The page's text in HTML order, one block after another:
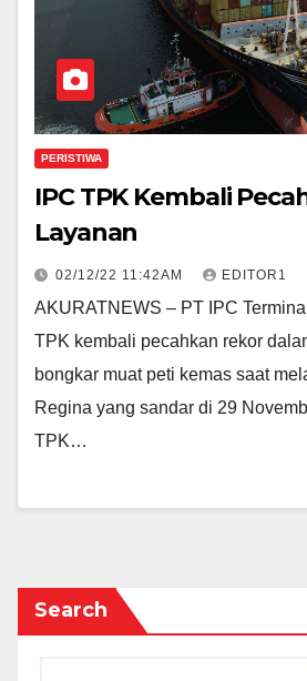
PERISTIWA
IPC TPK Kembali
Layanan
02/12/22 11:42AM EDITOR1
AKURATNEWS – PT IPC
TPK kembali pecahkan rekor
bongkar muat peti kemas saat
Regina yang sandar di 29
TPK…
Search